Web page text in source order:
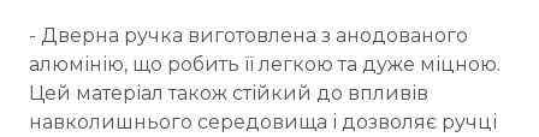
- Дверна ручка виготовлена з анодованого
алюмінію, що робить її легкою та дуже міцною.
Цей матеріал також стійкий до впливів
навколишнього середовища і дозволяє ручці